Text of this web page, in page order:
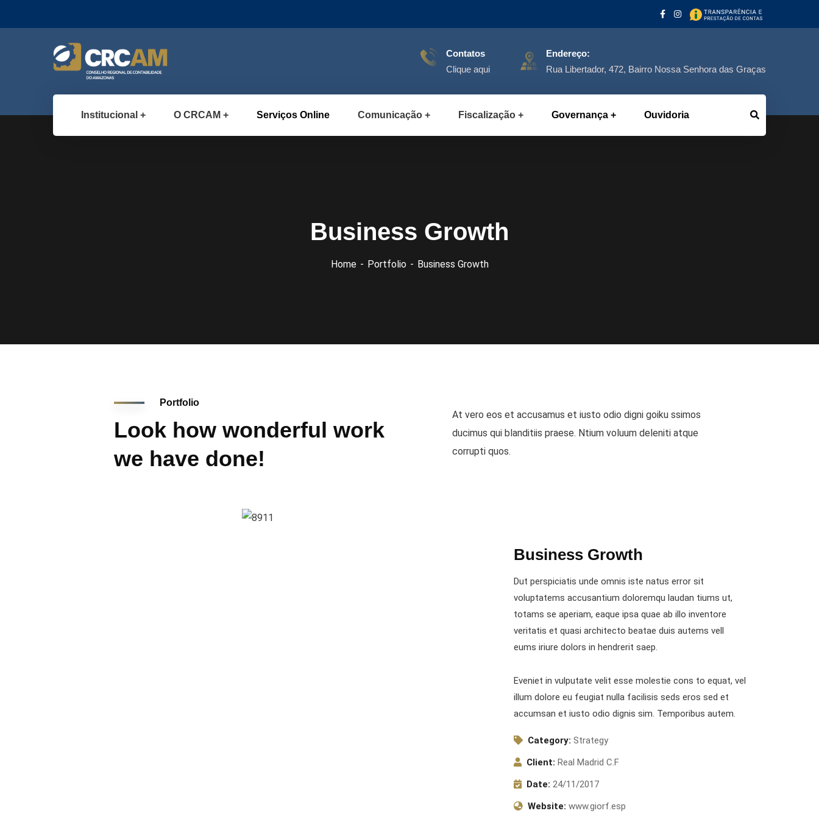
Contatos
Clique aqui
Endereço:
Rua Libertador, 472, Bairro Nossa Senhora das Graças
Institucional O CRCAM Serviços Online Comunicação Fiscalização Governança Ouvidoria
Business Growth
Home Portfolio Business Growth
Portfolio
Look how wonderful work
we have done!
At vero eos et accusamus et iusto odio digni goiku ssimos
ducimus qui blanditiis praese. Ntium voluum deleniti atque
corrupti quos.
Business Growth
Dut perspiciatis unde omnis iste natus error sit
voluptatems accusantium doloremqu laudan tiums ut,
totams se aperiam, eaque ipsa quae ab illo inventore
veritatis et quasi architecto beatae duis autems vell
eums iriure dolors in hendrerit saep.
Eveniet in vulputate velit esse molestie cons to equat, vel
illum dolore eu feugiat nulla facilisis seds eros sed et
accumsan et iusto odio dignis sim. Temporibus autem.
Category: Strategy
Client: Real Madrid C.F
Date: 24/11/2017
Website: www.giorf.esp